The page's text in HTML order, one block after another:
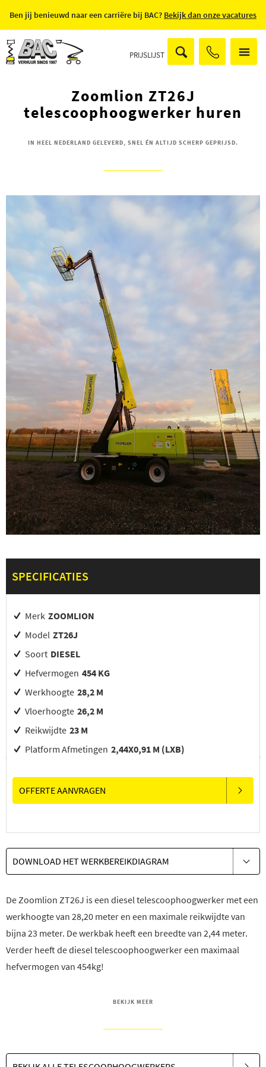
Ben jij benieuwd naar een carriëre bij BAC? Bekijk dan onze vacatures
PRIJSLIJST
Zoomlion ZT26J
telescoophoogwerker huren
IN HEEL NEDERLAND GELEVERD, SNEL ÉN ALTIJD SCHERP GEPRIJSD.
SPECIFICATIES
Merk ZOOMLION
Model ZT26J
Soort DIESEL
Hefvermogen 454 KG
Werkhoogte 28,2 M
Vloerhoogte 26,2 M
Reikwijdte 23 M
Platform Afmetingen 2,44X0,91 M (LXB)
OFFERTE AANVRAGEN
DOWNLOAD HET WERKBEREIKDIAGRAM
De Zoomlion ZT26J is een diesel telescoophoogwerker met een
werkhoogte van 28,20 meter en een maximale reikwijdte van
bijna 23 meter. De werkbak heeft een breedte van 2,44 meter.
Verder heeft de diesel telescoophoogwerker een maximaal
hefvermogen van 454kg!
BEKIJK MEER